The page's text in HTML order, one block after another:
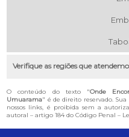
Verifique as regiões que
O conteúdo do texto "Onde
Umuarama" é de direito reservado.
nossos links, é proibida sem a
autoral – artigo 184 do Código Penal –